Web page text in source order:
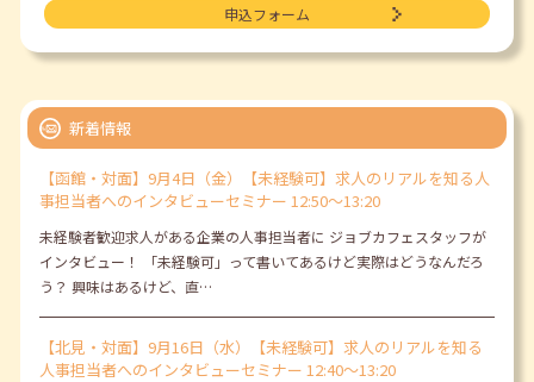
申込フォーム
新着情報
【函館・対面】9月4日（金）【未経験可】求人のリアルを知る人
事担当者へのインタビューセミナー 12:50～13:20
未経験者歓迎求人がある企業の人事担当者に ジョブカフェスタッフが
インタビュー！ 「未経験可」って書いてあるけど実際はどうなんだろ
う？ 興味はあるけど、直…
【北見・対面】9月16日（水）【未経験可】求人のリアルを知る
人事担当者へのインタビューセミナー 12:40～13:20